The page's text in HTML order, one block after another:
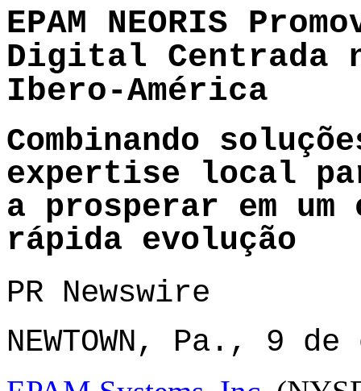
EPAM NEORIS
Digital Centrada
Ibero-América
Combinando
expertise local
a prosperar em
rápida evolução
PR Newswire
NEWTOWN, Pa., 9